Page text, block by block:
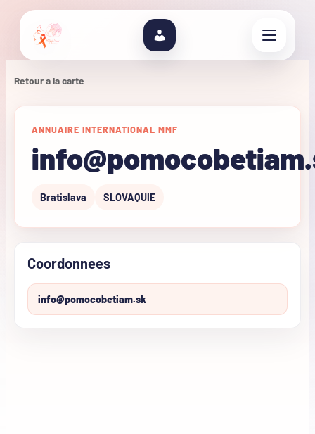
Retour a la carte
ANNUAIRE INTERNATIONAL MMF
Bratislava SLOVAQUIE
Coordonnees
info@pomocobetiam.sk